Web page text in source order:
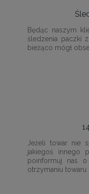
Będąc naszym
śledzenia paczki
bieżąco mógł
Jeżeli towar nie
jakiegoś innego
poinformuj nas
otrzymaniu